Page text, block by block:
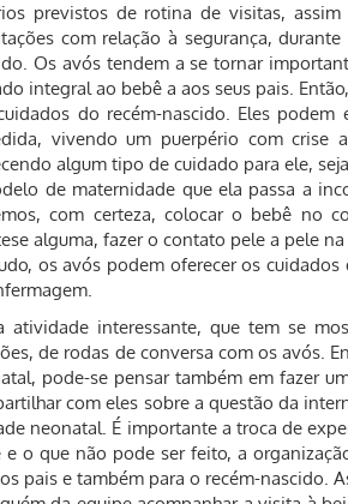
previstos de rotina de visitas,
com relação à segurança,
Os avós tendem a se tornar
integral ao bebê a aos seus pais.
do recém-nascido. Eles
vivendo um puerpério com
algum tipo de cuidado para ele,
de maternidade que ela passa a
com certeza, colocar o bebê no
alguma, fazer o contato pele a pele
os avós podem oferecer os
atividade interessante, que tem se
de rodas de conversa com os avós.
pode-se pensar também em fazer
com eles sobre a questão da
neonatal. É importante a troca de
e o que não pode ser feito, a
pais e também para o recém-nascido.